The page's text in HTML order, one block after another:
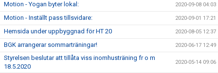
Motion - Yogan byter lokal: 2020-09-08 04:03
Motion - Inställt pass tillsvidare: 2020-09-01 17:21
Hemsida under uppbyggnad för HT 20 2020-08-05 12:37
BGK arrangerar sommarträningar! 2020-06-17 12:49
Styrelsen beslutar att tillåta viss inomhusträning fr o m
18.5.2020
2020-05-14 09:06